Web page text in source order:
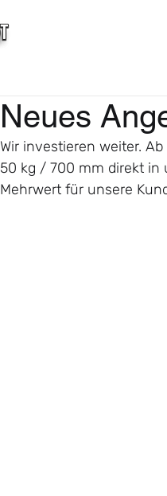
Neues
Wir investieren weiter.
50 kg / 700 mm direkt in
Mehrwert für unsere